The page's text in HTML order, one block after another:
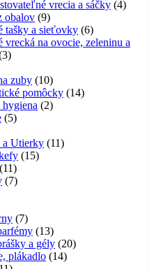
produkty
vrecia a sáčky 44
obalov 99
produktov
tašky a sieťovky 66
produktov
vrecká na ovocie, zeleninu a
33
zuby 1010
produktov
pomôcky 1414
22
55
a Utierky 1111
1515
1111
produktov
77
77
produktov
1313
produktov
a gély 2020
plákadlo 1414